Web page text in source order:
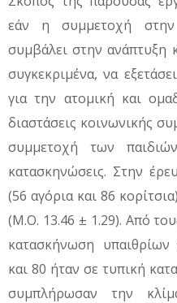
εάν η συμμετοχή
συμβάλει στην ανάπτυξη
συγκεκριμένα, να
για την ατομική και
διαστάσεις κοινωνικής
συμμετοχή των
κατασκηνώσεις. Στην
(56 αγόρια και 86
(Μ.Ο. 13.46 ± 1.29). Από
κατασκήνωση
και 80 ήταν σε τυπική
συμπλήρωσαν την